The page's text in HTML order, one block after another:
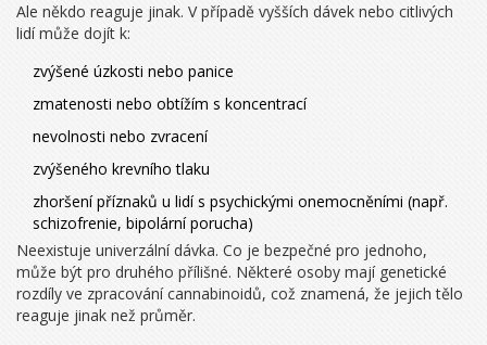
Ale někdo reaguje jinak. V případě vyšších dávek nebo citlivých
lidí může dojít k:
zvýšené úzkosti nebo panice
zmatenosti nebo obtížím s koncentrací
nevolnosti nebo zvracení
zvýšeného krevního tlaku
zhoršení příznaků u lidí s psychickými onemocněními (např.
schizofrenie, bipolární porucha)
Neexistuje univerzální dávka. Co je bezpečné pro jednoho,
může být pro druhého přílišné. Některé osoby mají genetické
rozdíly ve zpracování cannabinoidů, což znamená, že jejich tělo
reaguje jinak než průměr.